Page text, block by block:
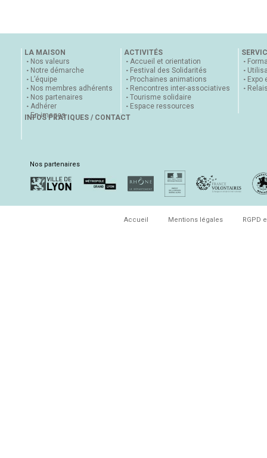
LA MAISON
Nos valeurs
Notre démarche
L’équipe
Nos membres adhérents
Nos partenaires
Adhérer
En images
ACTIVITÉS
Accueil et orientation
Festival des Solidarités
Prochaines animations
Rencontres inter-associatives
Tourisme solidaire
Espace ressources
Expo
INFOS PRATIQUES / CONTACT
Nos partenaires
Accueil Mentions légales RGPD